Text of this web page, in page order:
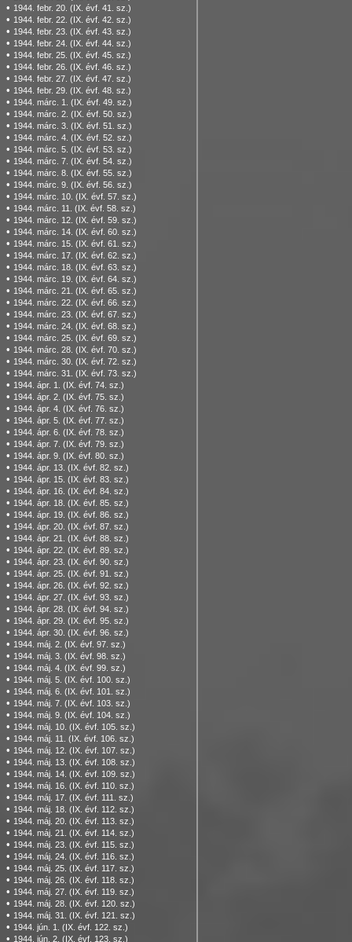
• 1944. febr. 20. (IX. évf. 41. sz.)
• 1944. febr. 22. (IX. évf. 42. sz.)
• 1944. febr. 23. (IX. évf. 43. sz.)
• 1944. febr. 24. (IX. évf. 44. sz.)
• 1944. febr. 25. (IX. évf. 45. sz.)
• 1944. febr. 26. (IX. évf. 46. sz.)
• 1944. febr. 27. (IX. évf. 47. sz.)
• 1944. febr. 29. (IX. évf. 48. sz.)
• 1944. márc. 1. (IX. évf. 49. sz.)
• 1944. márc. 2. (IX. évf. 50. sz.)
• 1944. márc. 3. (IX. évf. 51. sz.)
• 1944. márc. 4. (IX. évf. 52. sz.)
• 1944. márc. 5. (IX. évf. 53. sz.)
• 1944. márc. 7. (IX. évf. 54. sz.)
• 1944. márc. 8. (IX. évf. 55. sz.)
• 1944. márc. 9. (IX. évf. 56. sz.)
• 1944. márc. 10. (IX. évf. 57. sz.)
• 1944. márc. 11. (IX. évf. 58. sz.)
• 1944. márc. 12. (IX. évf. 59. sz.)
• 1944. márc. 14. (IX. évf. 60. sz.)
• 1944. márc. 15. (IX. évf. 61. sz.)
• 1944. márc. 17. (IX. évf. 62. sz.)
• 1944. márc. 18. (IX. évf. 63. sz.)
• 1944. márc. 19. (IX. évf. 64. sz.)
• 1944. márc. 21. (IX. évf. 65. sz.)
• 1944. márc. 22. (IX. évf. 66. sz.)
• 1944. márc. 23. (IX. évf. 67. sz.)
• 1944. márc. 24. (IX. évf. 68. sz.)
• 1944. márc. 25. (IX. évf. 69. sz.)
• 1944. márc. 28. (IX. évf. 70. sz.)
• 1944. márc. 30. (IX. évf. 72. sz.)
• 1944. márc. 31. (IX. évf. 73. sz.)
• 1944. ápr. 1. (IX. évf. 74. sz.)
• 1944. ápr. 2. (IX. évf. 75. sz.)
• 1944. ápr. 4. (IX. évf. 76. sz.)
• 1944. ápr. 5. (IX. évf. 77. sz.)
• 1944. ápr. 6. (IX. évf. 78. sz.)
• 1944. ápr. 7. (IX. évf. 79. sz.)
• 1944. ápr. 9. (IX. évf. 80. sz.)
• 1944. ápr. 13. (IX. évf. 82. sz.)
• 1944. ápr. 15. (IX. évf. 83. sz.)
• 1944. ápr. 16. (IX. évf. 84. sz.)
• 1944. ápr. 18. (IX. évf. 85. sz.)
• 1944. ápr. 19. (IX. évf. 86. sz.)
• 1944. ápr. 20. (IX. évf. 87. sz.)
• 1944. ápr. 21. (IX. évf. 88. sz.)
• 1944. ápr. 22. (IX. évf. 89. sz.)
• 1944. ápr. 23. (IX. évf. 90. sz.)
• 1944. ápr. 25. (IX. évf. 91. sz.)
• 1944. ápr. 26. (IX. évf. 92. sz.)
• 1944. ápr. 27. (IX. évf. 93. sz.)
• 1944. ápr. 28. (IX. évf. 94. sz.)
• 1944. ápr. 29. (IX. évf. 95. sz.)
• 1944. ápr. 30. (IX. évf. 96. sz.)
• 1944. máj. 2. (IX. évf. 97. sz.)
• 1944. máj. 3. (IX. évf. 98. sz.)
• 1944. máj. 4. (IX. évf. 99. sz.)
• 1944. máj. 5. (IX. évf. 100. sz.)
• 1944. máj. 6. (IX. évf. 101. sz.)
• 1944. máj. 7. (IX. évf. 103. sz.)
• 1944. máj. 9. (IX. évf. 104. sz.)
• 1944. máj. 10. (IX. évf. 105. sz.)
• 1944. máj. 11. (IX. évf. 106. sz.)
• 1944. máj. 12. (IX. évf. 107. sz.)
• 1944. máj. 13. (IX. évf. 108. sz.)
• 1944. máj. 14. (IX. évf. 109. sz.)
• 1944. máj. 16. (IX. évf. 110. sz.)
• 1944. máj. 17. (IX. évf. 111. sz.)
• 1944. máj. 18. (IX. évf. 112. sz.)
• 1944. máj. 20. (IX. évf. 113. sz.)
• 1944. máj. 21. (IX. évf. 114. sz.)
• 1944. máj. 23. (IX. évf. 115. sz.)
• 1944. máj. 24. (IX. évf. 116. sz.)
• 1944. máj. 25. (IX. évf. 117. sz.)
• 1944. máj. 26. (IX. évf. 118. sz.)
• 1944. máj. 27. (IX. évf. 119. sz.)
• 1944. máj. 28. (IX. évf. 120. sz.)
• 1944. máj. 31. (IX. évf. 121. sz.)
• 1944. jún. 1. (IX. évf. 122. sz.)
• 1944. jún. 2. (IX. évf. 123. sz.)